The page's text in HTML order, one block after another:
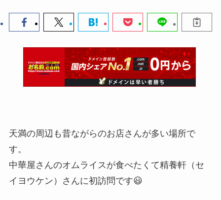
天満の周辺も昔ながらのお店さんが多い場所で
す。
中華屋さんのオムライスが食べたくて精養軒（セ
イヨウケン）さんに初訪問です😃